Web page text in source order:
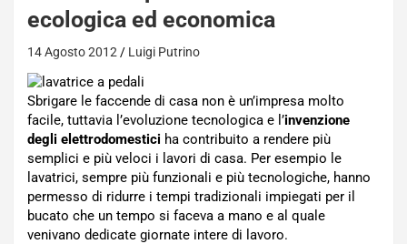
ecologica ed economica
14 Agosto 2012 Luigi Putrino
Sbrigare le faccende di casa non è un’impresa molto
facile, tuttavia l’evoluzione tecnologica e l’invenzione
degli elettrodomestici ha contribuito a rendere più
semplici e più veloci i lavori di casa. Per esempio le
lavatrici, sempre più funzionali e più tecnologiche, hanno
permesso di ridurre i tempi tradizionali impiegati per il
bucato che un tempo si faceva a mano e al quale
venivano dedicate giornate intere di lavoro.